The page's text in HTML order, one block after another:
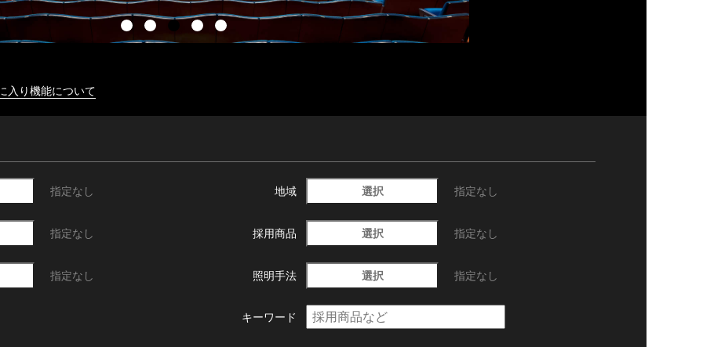
入り機能について
指定なし 地域 選択 指定なし
指定なし 採用商品 選択 指定なし
指定なし 照明手法 選択 指定なし
キーワード